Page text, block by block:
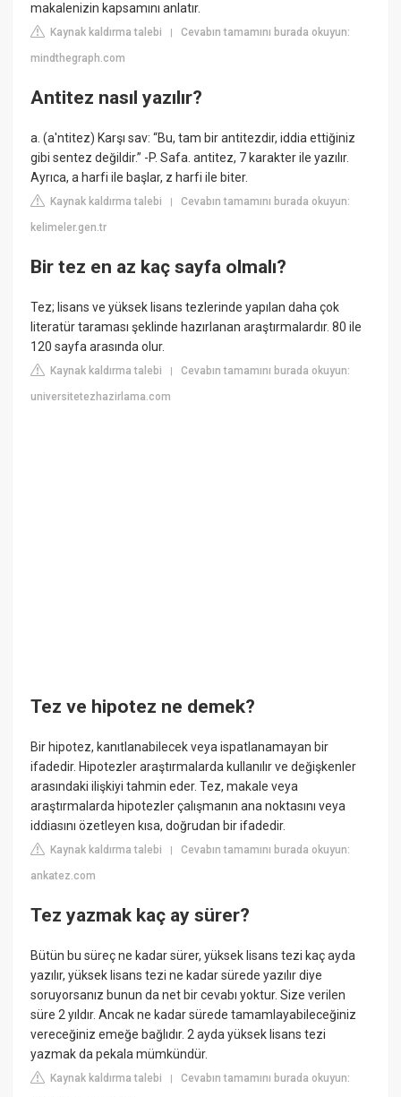
makalenizin kapsamını anlatır.
Kaynak kaldırma talebi |Cevabın tamamını burada okuyun:
mindthegraph.com
Antitez nasıl yazılır?
a. (a'ntitez) Karşı sav: “Bu, tam bir antitezdir, iddia ettiğiniz
gibi sentez değildir.” -P. Safa. antitez, 7 karakter ile yazılır.
Ayrıca, a harfi ile başlar, z harfi ile biter.
Kaynak kaldırma talebi |Cevabın tamamını burada okuyun:
kelimeler.gen.tr
Bir tez en az kaç sayfa olmalı?
Tez; lisans ve yüksek lisans tezlerinde yapılan daha çok
literatür taraması şeklinde hazırlanan araştırmalardır. 80 ile
120 sayfa arasında olur.
Kaynak kaldırma talebi |Cevabın tamamını burada okuyun:
universitetezhazirlama.com
Tez ve hipotez ne demek?
Bir hipotez, kanıtlanabilecek veya ispatlanamayan bir
ifadedir. Hipotezler araştırmalarda kullanılır ve değişkenler
arasındaki ilişkiyi tahmin eder. Tez, makale veya
araştırmalarda hipotezler çalışmanın ana noktasını veya
iddiasını özetleyen kısa, doğrudan bir ifadedir.
Kaynak kaldırma talebi |Cevabın tamamını burada okuyun:
ankatez.com
Tez yazmak kaç ay sürer?
Bütün bu süreç ne kadar sürer, yüksek lisans tezi kaç ayda
yazılır, yüksek lisans tezi ne kadar sürede yazılır diye
soruyorsanız bunun da net bir cevabı yoktur. Size verilen
süre 2 yıldır. Ancak ne kadar sürede tamamlayabileceğiniz
vereceğiniz emeğe bağlıdır. 2 ayda yüksek lisans tezi
yazmak da pekala mümkündür.
Kaynak kaldırma talebi |Cevabın tamamını burada okuyun: